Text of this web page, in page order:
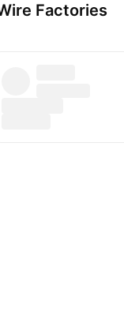
Factories